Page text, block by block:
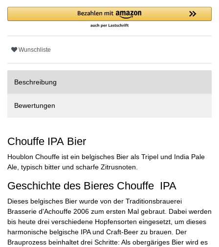
Wunschliste
Beschreibung
Bewertungen
Chouffe IPA Bier
Houblon Chouffe ist ein belgisches Bier als Tripel und India Pale
Ale, typisch bitter und scharfe Zitrusnoten.
Geschichte des Bieres Chouffe IPA
Dieses belgisches Bier wurde von der Traditionsbrauerei
Brasserie d'Achouffe 2006 zum ersten Mal gebraut. Dabei werden
bis heute drei verschiedene Hopfensorten eingesetzt, um dieses
harmonische belgische IPA und Craft-Beer zu brauen. Der
Brauprozess beinhaltet drei Schritte: Als obergäriges Bier wird es